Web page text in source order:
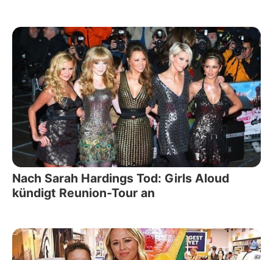
Nach Sarah Hardings Tod: Girls Aloud
kündigt Reunion-Tour an